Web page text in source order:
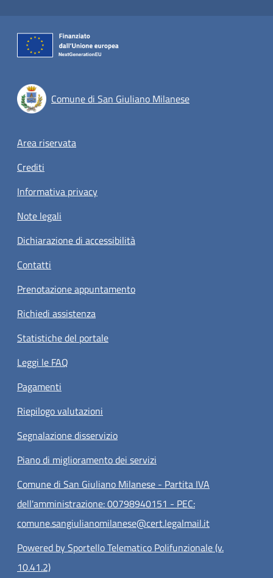
Comune di San Giuliano Milanese
Footer menu
Area riservata
Crediti
Informativa privacy
Note legali
Dichiarazione di accessibilità
Contatti
Prenotazione appuntamento
Richiedi assistenza
Statistiche del portale
Leggi le FAQ
Pagamenti
Riepilogo valutazioni
Segnalazione disservizio
Piano di miglioramento dei servizi
Comune di San Giuliano Milanese - Partita IVA
dell'amministrazione: 00798940151 - PEC:
comune.sangiulianomilanese@cert.legalmail.it
Powered by Sportello Telematico Polifunzionale (v.
10.41.2)